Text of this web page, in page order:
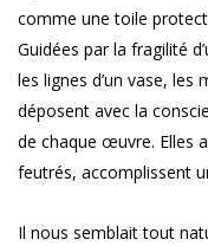
comme une toile
Guidées par la fragilité
les lignes d’un vase,
déposent avec la
de chaque œuvre. Elles
feutrés, accomplissent
Il nous semblait tout